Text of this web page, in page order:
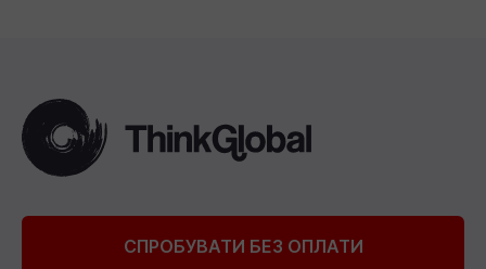
СПРОБУВАТИ БЕЗ ОПЛАТИ